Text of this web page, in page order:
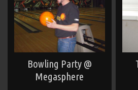
Bowling Party @
Megasphere